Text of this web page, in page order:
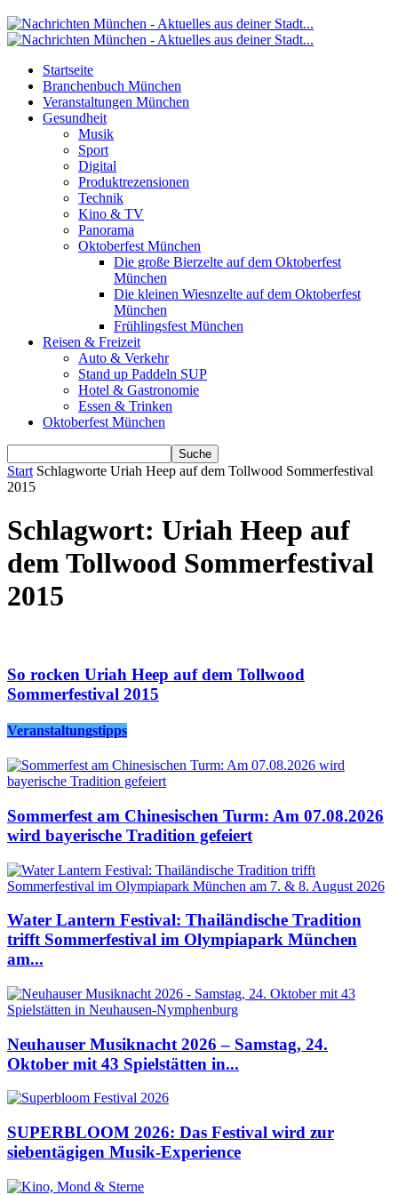
Startseite
Branchenbuch München
Veranstaltungen München
Gesundheit
Musik
Sport
Digital
Produktrezensionen
Technik
Kino & TV
Panorama
Oktoberfest München
Die große Bierzelte auf dem Oktoberfest
München
Die kleinen Wiesnzelte auf dem Oktoberfest
München
Frühlingsfest München
Reisen & Freizeit
Auto & Verkehr
Stand up Paddeln SUP
Hotel & Gastronomie
Essen & Trinken
Oktoberfest München
Start Schlagworte Uriah Heep auf dem Tollwood Sommerfestival
2015
Schlagwort: Uriah Heep auf
dem Tollwood Sommerfestival
2015
So rocken Uriah Heep auf dem Tollwood
Sommerfestival 2015
Veranstaltungstipps
Sommerfest am Chinesischen Turm: Am 07.08.2026
wird bayerische Tradition gefeiert
Water Lantern Festival: Thailändische Tradition
trifft Sommerfestival im Olympiapark München
am...
Neuhauser Musiknacht 2026 – Samstag, 24.
Oktober mit 43 Spielstätten in...
SUPERBLOOM 2026: Das Festival wird zur
siebentägigen Musik-Experience